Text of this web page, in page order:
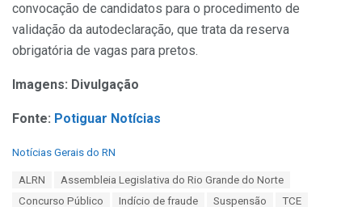
convocação de candidatos para o procedimento de
validação da autodeclaração, que trata da reserva
obrigatória de vagas para pretos.
Imagens: Divulgação
Fonte: Potiguar Notícias
C
Notícias Gerais do RN
ALRN
Assembleia Legislativa do Rio Grande do Norte
Concurso Público
Indício de fraude Suspensão TCE